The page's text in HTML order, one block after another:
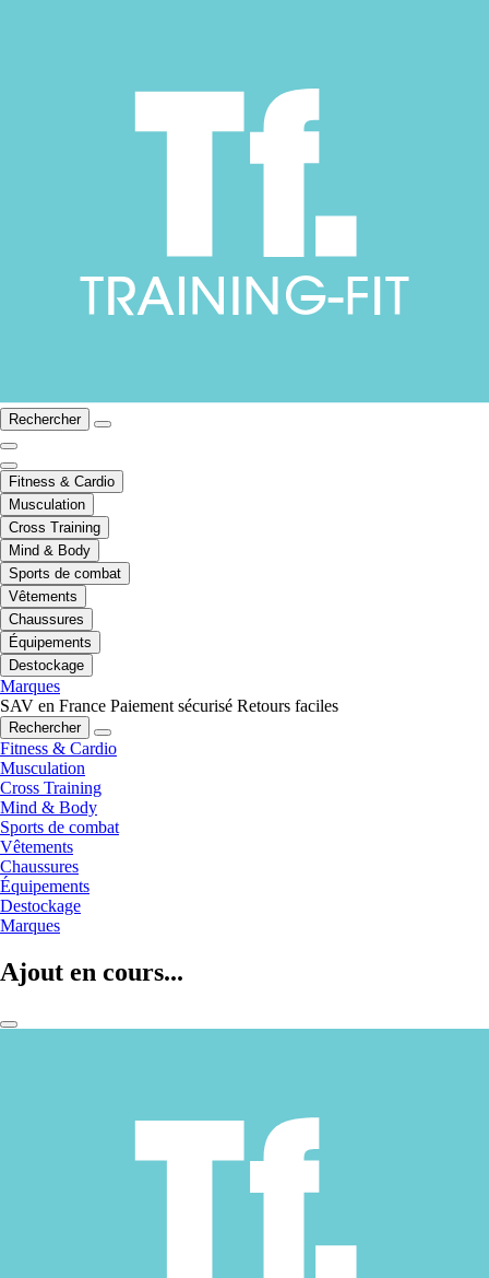
Rechercher
Fitness & Cardio
Musculation
Cross Training
Mind & Body
Sports de combat
Vêtements
Chaussures
Équipements
Destockage
Marques
SAV en France Paiement sécurisé Retours faciles
Rechercher
Fitness & Cardio
Musculation
Cross Training
Mind & Body
Sports de combat
Vêtements
Chaussures
Équipements
Destockage
Marques
Ajout en cours...